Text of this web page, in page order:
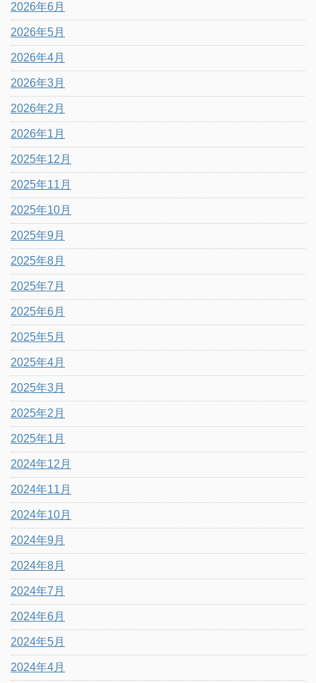
2026年6月
2026年5月
2026年4月
2026年3月
2026年2月
2026年1月
2025年12月
2025年11月
2025年10月
2025年9月
2025年8月
2025年7月
2025年6月
2025年5月
2025年4月
2025年3月
2025年2月
2025年1月
2024年12月
2024年11月
2024年10月
2024年9月
2024年8月
2024年7月
2024年6月
2024年5月
2024年4月